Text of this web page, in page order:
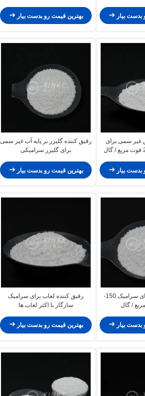
بدست بیار
بهترین قیمت رو بدست بیار
غیر سمی برای
سرامیک 150-200 فوت مربع / گال
بدست بیار
رقیق کننده گلیزر بر پایه آب غیر سمی
برای گلیزر سرامیکی
بهترین قیمت رو بدست بیار
رقیق کننده آب برای سرامیک 150-
بدست بیار
رقیق کننده لعاب برای سرامیک
سازگار با اکثر لعاب ها
بهترین قیمت رو بدست بیار